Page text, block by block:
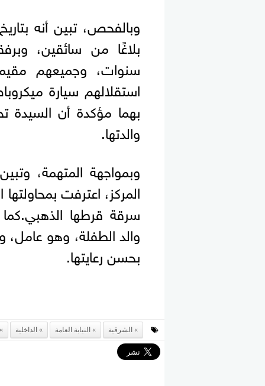
سنوات، وجميعهم
استقلالهم سيارة
بهما مؤكدة أن السيدة
والدتها.
وبمواجهة المتهمة،
المركز، اعترفت
سرقة قرطها
والد الطفلة، وهو عامل،
بحسن رعايتها.
الشرقية النيابة العامة الداخلية